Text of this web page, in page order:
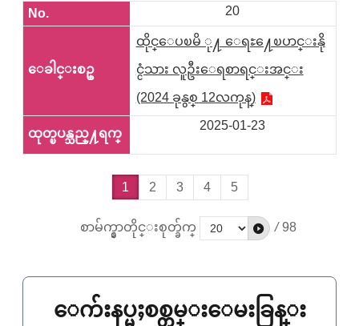
20
ထိုင္ေပၿမိ ု႔ ေရႊ႔ေၿပာင္းနို
င္ငံသား လူဦးေရစာရင္းအင္း
(2024 ခုနွစ္ 12လကုန္)
2025-01-23
1 2 3 4 5
စာမ်က္နွာတိုင္းစုတ္ခ်က္ / 98
ေက်းနပ္မႈစစ္တမ္းေမးခြန္း